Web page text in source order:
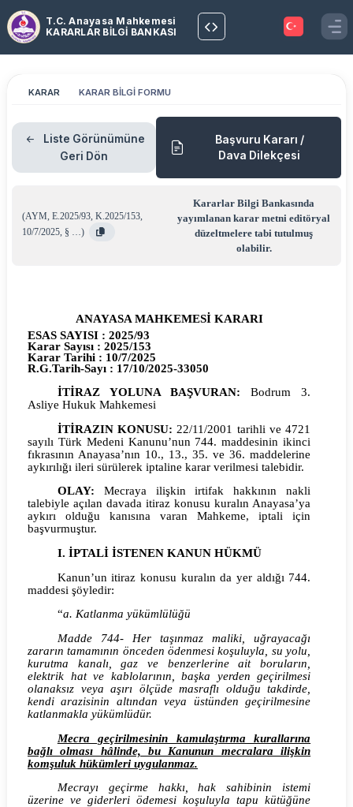
T.C. Anayasa Mahkemesi
KARARLAR BİLGİ BANKASI
KARAR KARAR BİLGİ FORMU
Liste Görünümüne
Geri Dön
Başvuru Kararı /
Dava Dilekçesi
(AYM, E.2025/93, K.2025/153,
10/7/2025, § …)
Kararlar Bilgi Bankasında
yayımlanan karar metni editöryal
düzeltmelere tabi tutulmuş
olabilir.